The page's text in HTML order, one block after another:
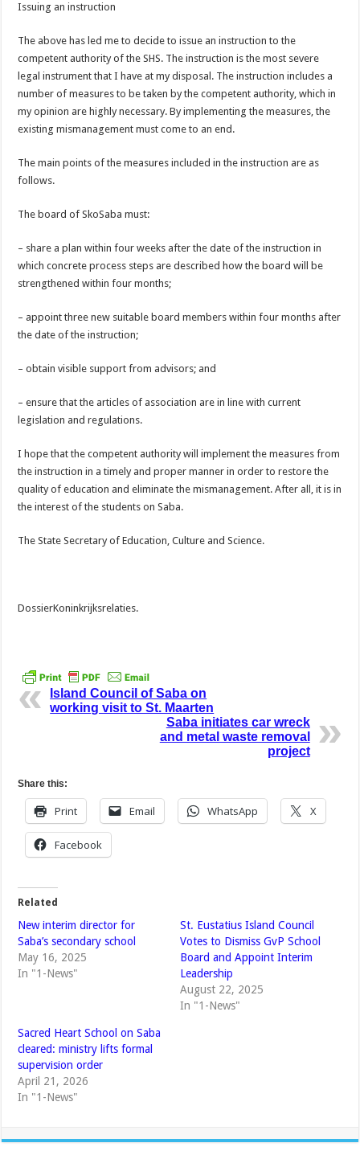
Issuing an instruction
The above has led me to decide to issue an instruction to the
competent authority of the SHS. The instruction is the most severe
legal instrument that I have at my disposal. The instruction includes a
number of measures to be taken by the competent authority, which in
my opinion are highly necessary. By implementing the measures, the
existing mismanagement must come to an end.
The main points of the measures included in the instruction are as
follows.
The board of SkoSaba must:
– share a plan within four weeks after the date of the instruction in
which concrete process steps are described how the board will be
strengthened within four months;
– appoint three new suitable board members within four months after
the date of the instruction;
– obtain visible support from advisors; and
– ensure that the articles of association are in line with current
legislation and regulations.
I hope that the competent authority will implement the measures from
the instruction in a timely and proper manner in order to restore the
quality of education and eliminate the mismanagement. After all, it is in
the interest of the students on Saba.
The State Secretary of Education, Culture and Science.
DossierKoninkrijksrelaties.
Island Council of Saba on
working visit to St. Maarten
Saba initiates car wreck
and metal waste removal
project
Share this:
Print Email WhatsApp X
Facebook
Related
New interim director for
Saba’s secondary school
May 16, 2025
In "1-News"
St. Eustatius Island Council
Votes to Dismiss GvP School
Board and Appoint Interim
Leadership
August 22, 2025
In "1-News"
Sacred Heart School on Saba
cleared: ministry lifts formal
supervision order
April 21, 2026
In "1-News"